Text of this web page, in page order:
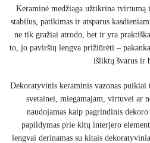
Keraminė medžiaga užtikrina tvirtumą
stabilus, patikimas ir atsparus
ne tik gražiai atrodo, bet ir yra
to, jo paviršių lengva prižiūrėti –
išliktų švarus ir
Dekoratyvinis keraminis vazonas
svetainei, miegamajam, virtuvei ar
naudojamas kaip pagrindinis
papildymas prie kitų interjero
lengvai derinamas su kitais